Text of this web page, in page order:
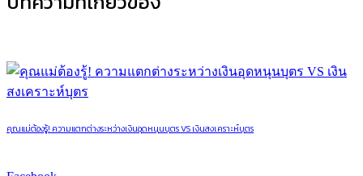
คุณแม่ต้องรู้! ความแตกต่างระหว่างเงินอุดหนุนบุตร VS เงินสงเคราะห์บุตร